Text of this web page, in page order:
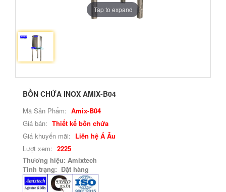
Tap to expand
BỒN CHỨA INOX AMIX-B04
Mã Sản Phẩm: Amix-B04
Giá bán: Thiết kế bồn chứa
Giá khuyến mãi: Liên hệ Á Âu
Lượt xem: 2225
Thương hiệu: Amixtech
Tình trạng: Đặt hàng